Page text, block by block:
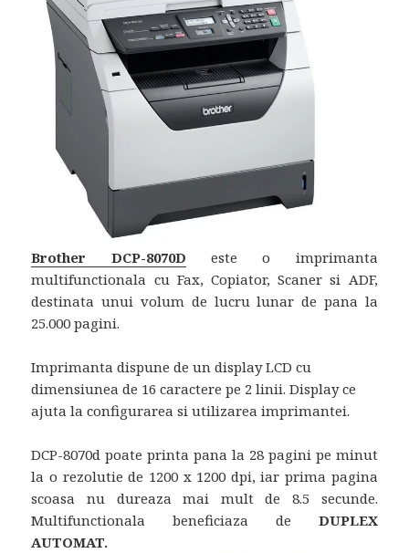
Brother DCP-8070D este o imprimanta
multifunctionala cu Fax, Copiator, Scaner si ADF,
destinata unui volum de lucru lunar de pana la
25.000 pagini.
Imprimanta dispune de un display LCD cu
dimensiunea de 16 caractere pe 2 linii. Display ce
ajuta la configurarea si utilizarea imprimantei.
DCP-8070d poate printa pana la 28 pagini pe minut
la o rezolutie de 1200 x 1200 dpi, iar prima pagina
scoasa nu dureaza mai mult de 8.5 secunde.
Multifunctionala beneficiaza de DUPLEX
AUTOMAT.